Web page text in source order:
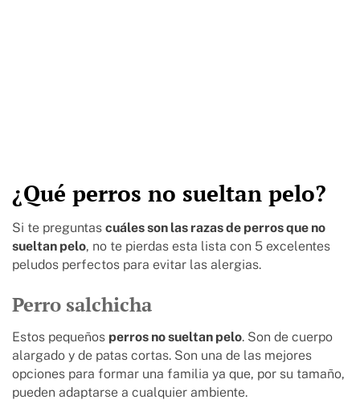
¿Qué perros no sueltan pelo?
Si te preguntas cuáles son las razas de perros que no
sueltan pelo, no te pierdas esta lista con 5 excelentes
peludos perfectos para evitar las alergias.
Perro salchicha
Estos pequeños perros no sueltan pelo. Son de cuerpo
alargado y de patas cortas. Son una de las mejores
opciones para formar una familia ya que, por su tamaño,
pueden adaptarse a cualquier ambiente.